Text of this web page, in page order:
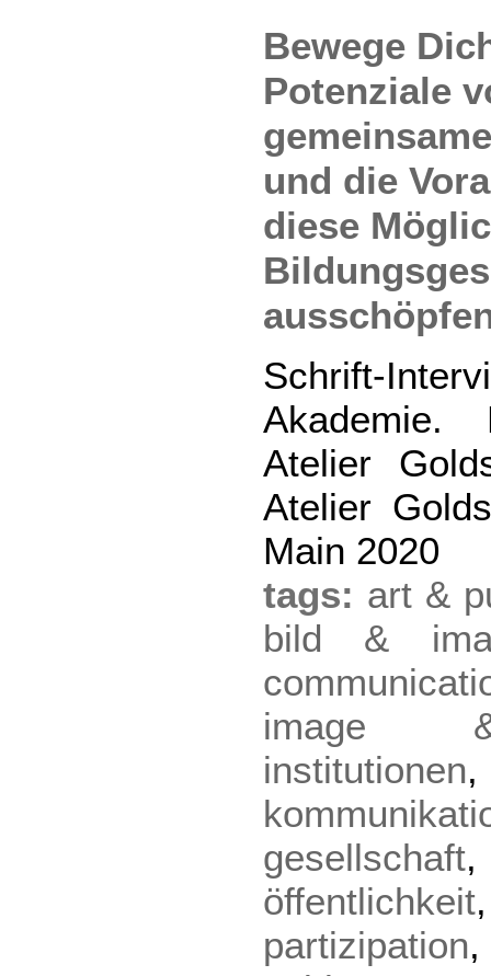
Bewege
Potenziale
und die
diese
Schrift-
Akademie.
Atelier
Atelier
Main 2020
tags: art &
bild &
image
institutionen
gesellschaft
öffentlichkeit
partizipation